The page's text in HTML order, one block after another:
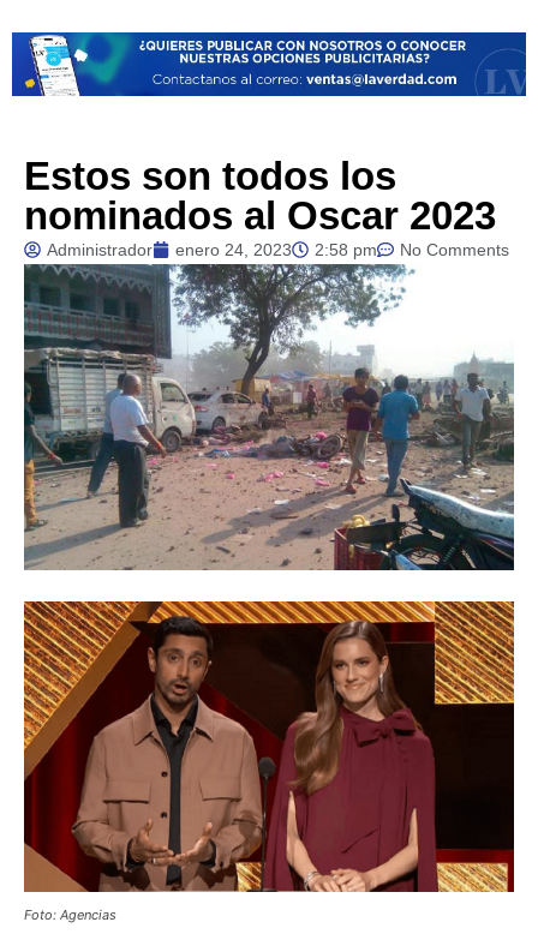
Estos son todos los
nominados al Oscar 2023
Administrador enero 24, 2023 2:58 pm No Comments
Foto: Agencias